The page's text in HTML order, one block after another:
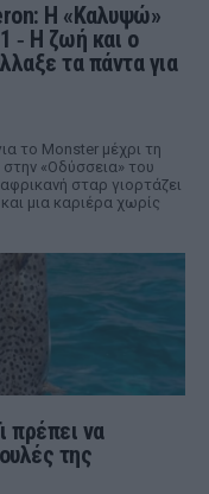
Η «Καλυψώ»
‑ H ζωή και ο
τα πάντα για
το Monster μέχρι τη
«Οδύσσεια» του
σταρ γιορτάζει
μια καριέρα χωρίς
πρέπει να
της